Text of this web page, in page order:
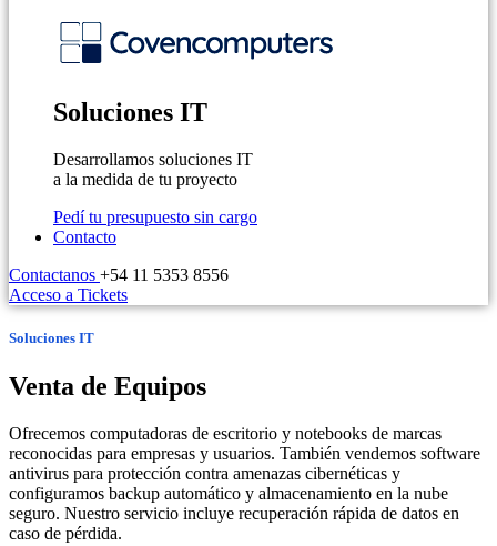
Soluciones IT
Desarrollamos soluciones IT
a la medida de tu proyecto
Pedí tu presupuesto sin cargo
Contacto
Contactanos +54 11 5353 8556
Acceso a Tickets
Soluciones IT
Venta de Equipos
Ofrecemos computadoras de escritorio y notebooks de marcas
reconocidas para empresas y usuarios. También vendemos software
antivirus para protección contra amenazas cibernéticas y
configuramos backup automático y almacenamiento en la nube
seguro. Nuestro servicio incluye recuperación rápida de datos en
caso de pérdida.